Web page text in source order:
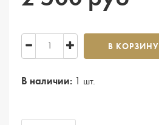
В КОРЗИНУ
В наличии: 1 шт.